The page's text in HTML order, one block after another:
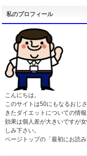
私のプロフィール
こんにちは。
このサイトは50にもなるおじ
きたダイエットについての情
効果は個人差が大きいですが
しみ下さい。
ページトップの「最初にお読